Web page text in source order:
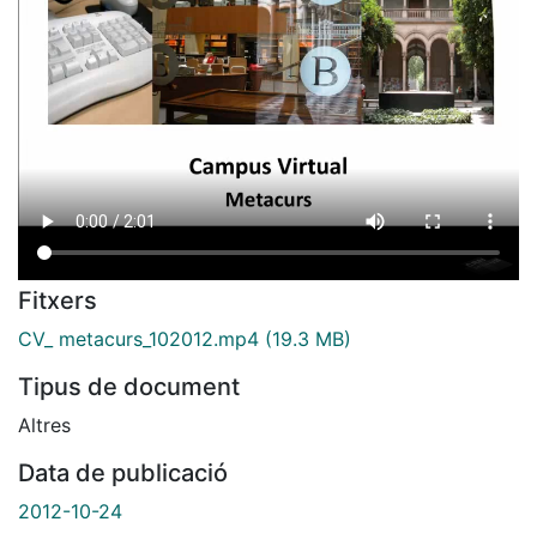
Fitxers
CV_ metacurs_102012.mp4 (19.3 MB)
Tipus de document
Altres
Data de publicació
2012-10-24